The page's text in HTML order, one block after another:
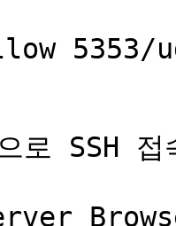
5353/
로 SSH 접